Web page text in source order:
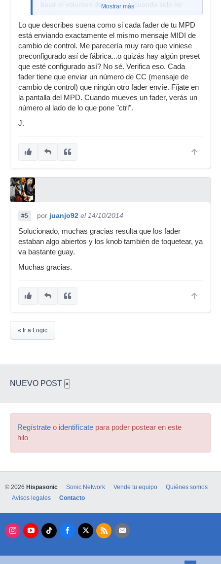
bajar el volumen de esa pista cuando solo he
configurado uno.
Mostrar más
Lo que describes suena como si cada fader de tu MPD
está enviando exactamente el mismo mensaje MIDI de
cambio de control. Me parecería muy raro que viniese
preconfigurado así de fábrica...o quizás hay algún preset
que esté configurado así? No sé. Verifica eso. Cada
fader tiene que enviar un número de CC (mensaje de
cambio de control) que ningún otro fader envíe. Fíjate en
la pantalla del MPD. Cuando mueves un fader, verás un
número al lado de lo que pone "ctrl".
J.
#5 por juanjo92 el 14/10/2014
Solucionado, muchas gracias resulta que los fader
estaban algo abiertos y los knob también de toquetear, ya
va bastante guay.
Muchas gracias.
« Ir a Logic
NUEVO POST ×
Regístrate o identifícate para poder postear en este
hilo
© 2026 Hispasonic Sonic Network Vende tu equipo
Quiénes somos
Avisos legales
Contacto